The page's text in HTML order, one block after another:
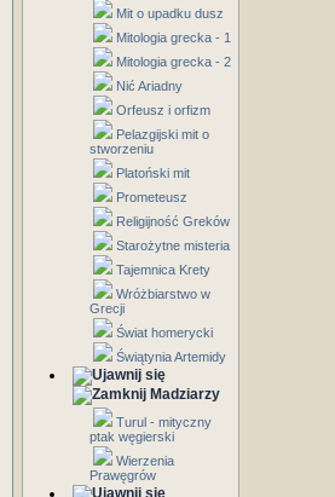
Mit o upadku dusz
Mitologia grecka - 1
Mitologia grecka - 2
Nić Ariadny
Orfeusz i orfizm
Pelazgijski mit o
stworzeniu
Platoński mit
Prometeusz
Religijność Greków
Starożytne misteria
Tajemnica Krety
Wróżbiarstwo w
Grecji
Świat homerycki
Świątynia Artemidy
Madziarzy
Turul - mityczny
ptak węgierski
Wierzenia
Prawęgrów